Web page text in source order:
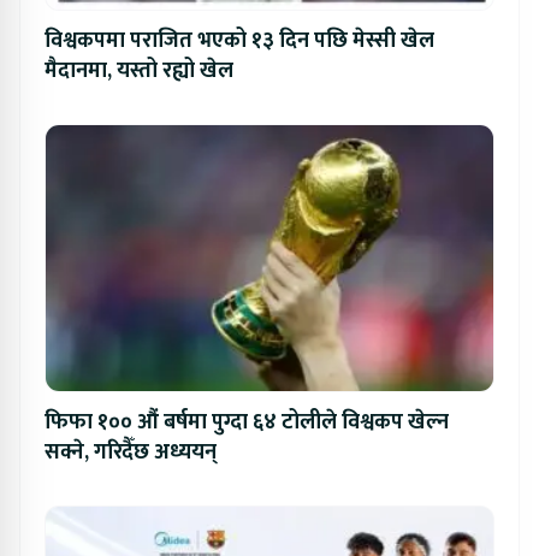
विश्वकपमा पराजित भएको १३ दिन पछि मेस्सी खेल
मैदानमा, यस्तो रह्यो खेल
फिफा १०० औं बर्षमा पुग्दा ६४ टोलीले विश्वकप खेल्न
सक्ने, गरिदैँछ अध्ययन्